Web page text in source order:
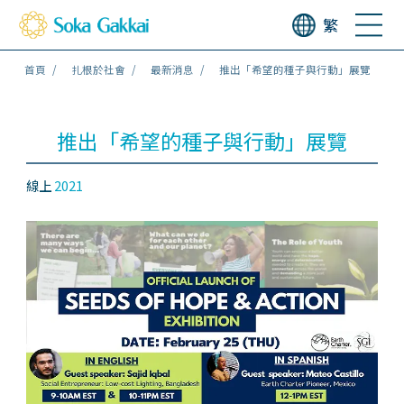
繁
首頁 扎根於社會 最新消息 推出「希望的種子與行動」展覽
推出「希望的種子與行動」展覽
線上2021